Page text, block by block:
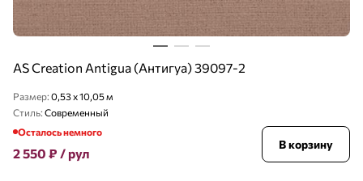
AS Creation Antigua (Антигуа) 39097-2
Размер: 0,53 x 10,05 м
Стиль: Современный
Осталось немного
2 550 ₽ / рул
В корзину